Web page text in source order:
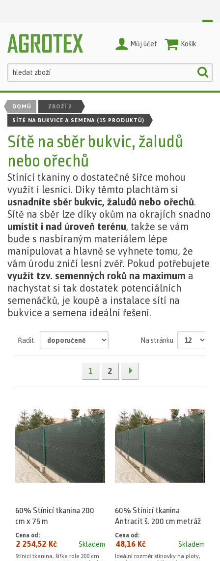
Nákupní Košík
Můj účet
DOMŮ ZBOŽÍ 2
SÍTĚ NA BUKVICE A SEMENA (15 PRODUKTŮ)
Sítě na sběr bukvic, žaludů
nebo ořechů
Stínící tkaniny o dostatečné šířce mohou
využít i lesníci. Díky těmto plachtám si
usnadníte sběr bukvic, žaludů nebo ořechů.
Sítě na sběr lze díky okům na okrajích snadno
umístit i nad úroveň terénu, takže se vám
bude s nasbíraným materiálem lépe
manipulovat a hlavně se vyhnete tomu, že
vám úrodu zničí lesní zvěř. Pokud potřebujete
využít tzv. semenných roků na maximum a
nachystat si tak dostatek potenciálních
semenáčků, je koupě a instalace sítí na
bukvice a semena ideální řešení.
zobrazit
celý
text
Řadit: Na stránku
1 2
60% Stínicí tkanina 200
cm x 75 m
Skladem
Cena od:
2 254,52 Kč
Stínicí tkanina, šířka role 200 cm
60% Stínicí tkanina
Antracit š. 200 cm metráž
Skladem
Cena od:
48,16 Kč
Ideální rozměr stínovky na ploty,